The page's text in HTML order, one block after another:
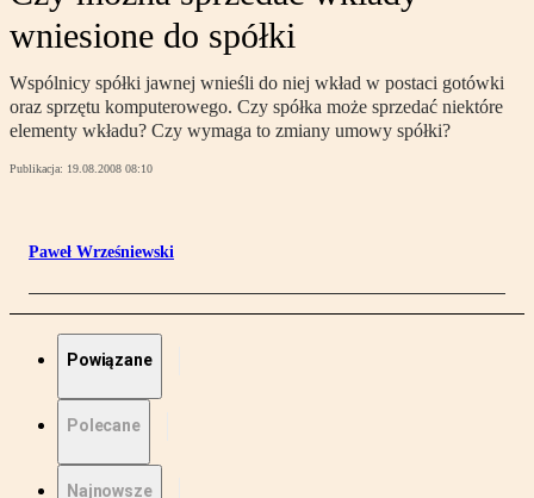
wniesione do spółki
Wspólnicy spółki jawnej wnieśli do niej wkład w postaci gotówki
oraz sprzętu komputerowego. Czy spółka może sprzedać niektóre
elementy wkładu? Czy wymaga to zmiany umowy spółki?
Publikacja: 19.08.2008 08:10
Paweł Wrześniewski
Powiązane
Polecane
Najnowsze